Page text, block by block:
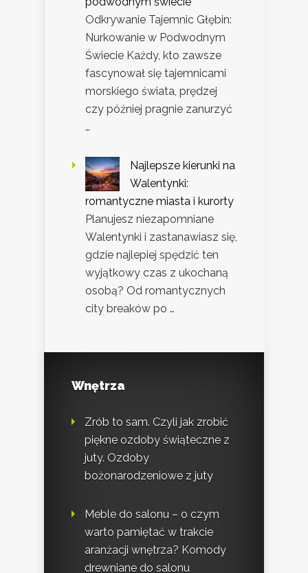
Odkrywanie Tajemnic Głębin:
Nurkowanie w Podwodnym
Świecie Każdy, kto zawsze
fascynował się tajemnicami
morskiego świata, prędzej
czy później pragnie zanurzyć
…
Najlepsze kierunki na
Walentynki:
romantyczne miasta i kurorty
Planujesz niezapomniane
Walentynki i zastanawiasz się,
gdzie najlepiej spędzić ten
wyjątkowy czas z ukochaną
osobą? Od romantycznych
city breaków po …
Wnętrza
Zrób to sam. Czyli jak zrobić
piękne ozdoby świąteczne z
juty. Ozdoby
bożonarodzeniowe z juty
Meble do salonu – o czym
warto pamiętać w trakcie
aranżacji wnętrza? Komody
drewniane do salonu